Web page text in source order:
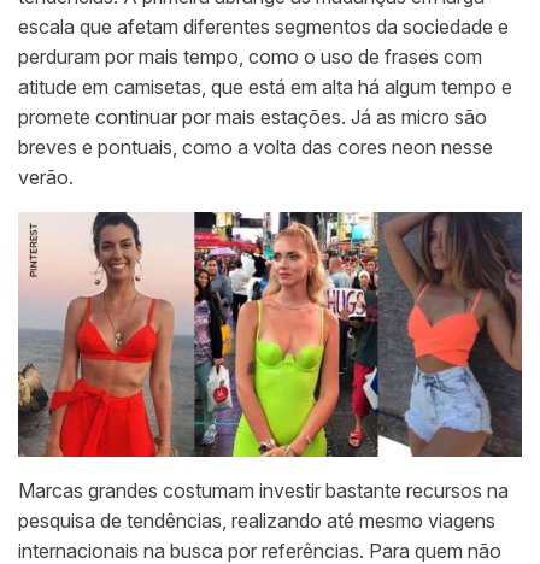
escala que afetam diferentes segmentos da sociedade e
perduram por mais tempo, como o uso de frases com
atitude em camisetas, que está em alta há algum tempo e
promete continuar por mais estações. Já as micro são
breves e pontuais, como a volta das cores neon nesse
verão.
Marcas grandes costumam investir bastante recursos na
pesquisa de tendências, realizando até mesmo viagens
internacionais na busca por referências. Para quem não